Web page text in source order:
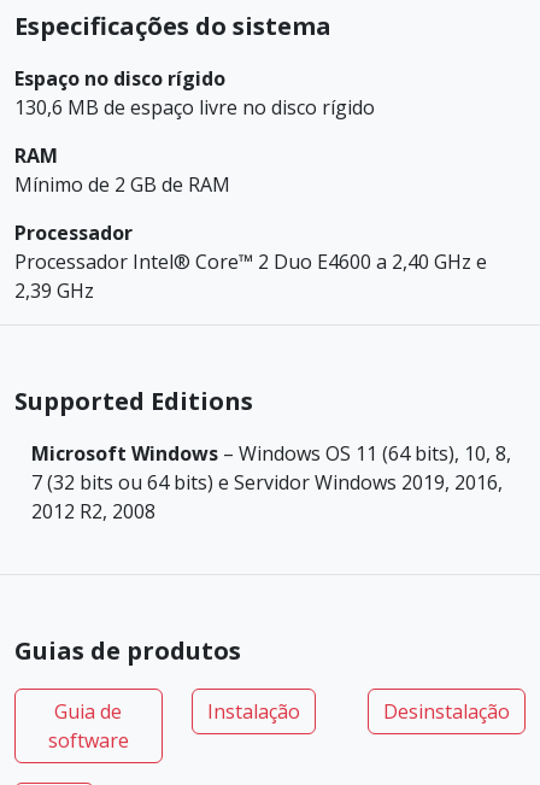
Especificações do sistema
Espaço no disco rígido
130,6 MB de espaço livre no disco rígido
RAM
Mínimo de 2 GB de RAM
Processador
Processador Intel® Core™ 2 Duo E4600 a 2,40 GHz e
2,39 GHz
Supported Editions
Microsoft Windows – Windows OS 11 (64 bits), 10, 8,
7 (32 bits ou 64 bits) e Servidor Windows 2019, 2016,
2012 R2, 2008
Guias de produtos
Guia de
software
Instalação Desinstalação